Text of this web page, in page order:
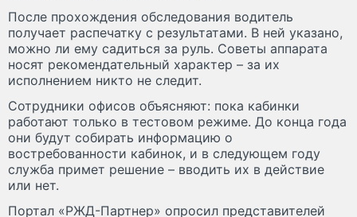
После прохождения обследования водитель
получает распечатку с результатами. В ней указано,
можно ли ему садиться за руль. Советы аппарата
носят рекомендательный характер – за их
исполнением никто не следит.
Сотрудники офисов объясняют: пока кабинки
работают только в тестовом режиме. До конца года
они будут собирать информацию о
востребованности кабинок, и в следующем году
служба примет решение – вводить их в действие
или нет.
Портал «РЖД-Партнер» опросил представителей